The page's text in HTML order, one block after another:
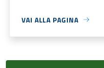
VAI ALLA PAGINA